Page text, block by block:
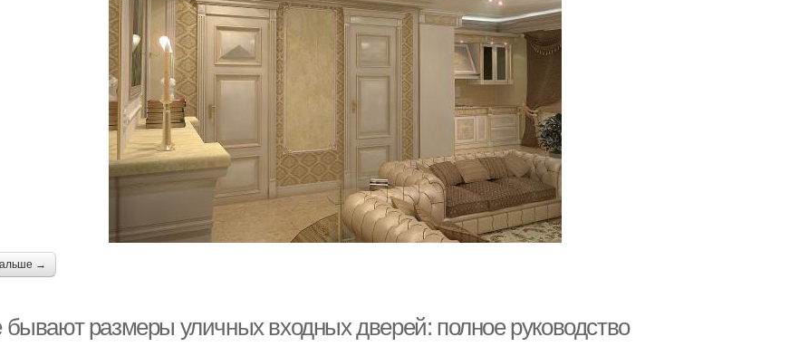
→
бывают размеры уличных входных дверей: полное руководство